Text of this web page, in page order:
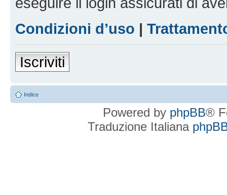
Condizioni d’uso |
Iscriviti
Indice
Powered by phpBB®
Traduzione Italiana